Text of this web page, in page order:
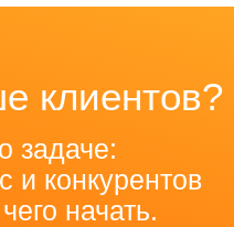
клиентов?
задаче:
и конкурентов
начать.